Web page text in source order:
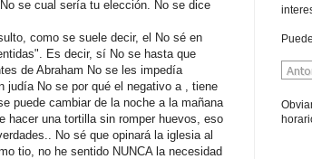
se cual sería tu elección. No se dice
como se suele decir, el No sé en
Es decir, sí No se hasta que
de Abraham No se les impedía
judía No se por qué el negativo a , tiene
puede cambiar de la noche a la mañana
hacer una tortilla sin romper huevos, eso
No sé que opinará la iglesia al
tio, no he sentido NUNCA la necesidad